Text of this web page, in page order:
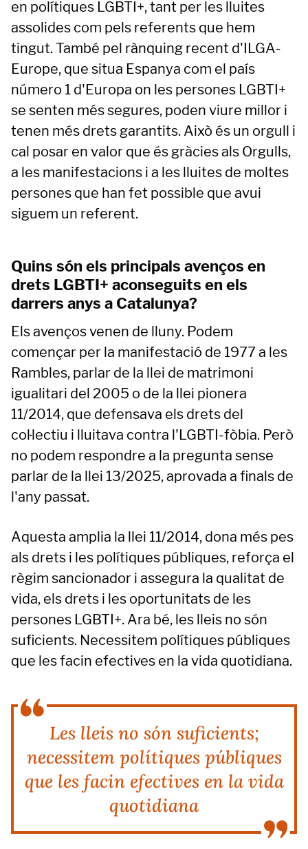
en polítiques LGBTI+, tant per les lluites
assolides com pels referents que hem
tingut. També pel rànquing recent d'ILGA-
Europe, que situa Espanya com el país
número 1 d'Europa on les persones LGBTI+
se senten més segures, poden viure millor i
tenen més drets garantits. Això és un orgull i
cal posar en valor que és gràcies als Orgulls,
a les manifestacions i a les lluites de moltes
persones que han fet possible que avui
siguem un referent.
Quins són els principals avenços en
drets LGBTI+ aconseguits en els
darrers anys a Catalunya?
Els avenços venen de lluny. Podem
començar per la manifestació de 1977 a les
Rambles, parlar de la llei de matrimoni
igualitari del 2005 o de la llei pionera
11/2014, que defensava els drets del
col·lectiu i lluitava contra l'LGBTI-fòbia. Però
no podem respondre a la pregunta sense
parlar de la llei 13/2025, aprovada a finals de
l'any passat.
Aquesta amplia la llei 11/2014, dona més pes
als drets i les polítiques públiques, reforça el
règim sancionador i assegura la qualitat de
vida, els drets i les oportunitats de les
persones LGBTI+. Ara bé, les lleis no són
suficients. Necessitem polítiques públiques
que les facin efectives en la vida quotidiana.
Les lleis no són suficients;
necessitem polítiques públiques
que les facin efectives en la vida
quotidiana